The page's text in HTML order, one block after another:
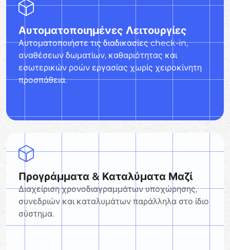
Αυτοματοποιημένες Λειτουργίες
Αυτοματοποιήστε τις διαδικασίες check-in,
αναθέσεων δωματίων, καθαριότητας και
εσωτερικών ροών εργασίας χωρίς χειροκίνητη
προσπάθεια.
Προγράμματα & Καταλύματα Μαζί
Διαχείριση χρονοδιαγραμμάτων υποχώρησης,
συνεδριών και καταλυμάτων παράλληλα στο ίδιο
σύστημα.